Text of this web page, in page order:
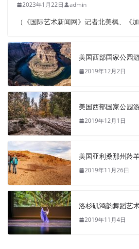
2023年1月22日 admin
（《国际艺术新闻网》记者北美枫、《
美国西部国家公园游
2019年12月2日
美国西部国家公园游
2019年12月1日
美国亚利桑那州羚
2019年11月26日
洛杉矶鸿韵舞蹈艺
2019年11月4日